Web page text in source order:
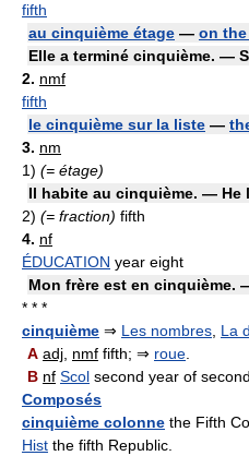
fifth
au cinquième étage — on
Elle a terminé cinquième. —
2. nmf
fifth
le cinquième sur la liste —
3. nm
1) (= étage)
Il habite au cinquième. —
2) (= fraction) fifth
4. nf
ÉDUCATION year eight
Mon frère est en cinquième.
* * *
cinquième ⇒ Les nombres La
A adj nmf fifth; ⇒ roue
B nf Scol second year of
Composés
cinquième colonne the Fifth
Hist the fifth Republic.